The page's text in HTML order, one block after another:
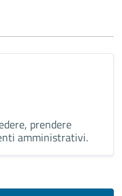
prendere
amministrativi.